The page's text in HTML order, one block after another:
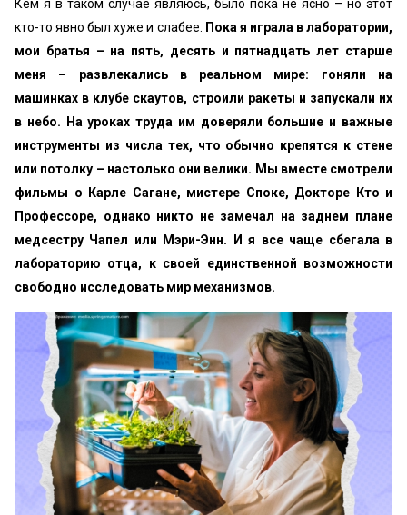
Кем я в таком случае являюсь, было пока не ясно – но этот
кто-то явно был хуже и слабее.
Пока я играла в лаборатории,
мои братья – на пять, десять и пятнадцать лет старше
меня – развлекались в реальном мире: гоняли на
машинках в клубе скаутов, строили ракеты и запускали их
в небо. На уроках труда им доверяли большие и важные
инструменты из числа тех, что обычно крепятся к стене
или потолку – настолько они велики. Мы вместе смотрели
фильмы о Карле Сагане, мистере Споке, Докторе Кто и
Профессоре, однако никто не замечал на заднем плане
медсестру Чапел или Мэри-Энн. И я все чаще сбегала в
лабораторию отца, к своей единственной возможности
свободно исследовать мир механизмов.